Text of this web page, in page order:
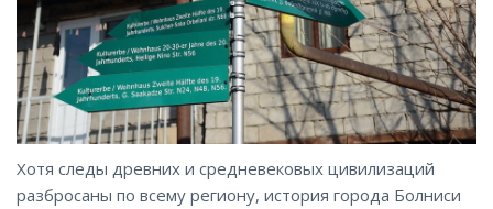
Хотя следы древних и средневековых цивилизаций
разбросаны по всему региону, история города Болниси